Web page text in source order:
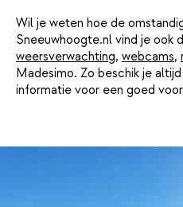
Wil je weten hoe de
Sneeuwhoogte.nl vind je ook
weersverwachting, webcams,
Madesimo. Zo beschik je
informatie voor een goed